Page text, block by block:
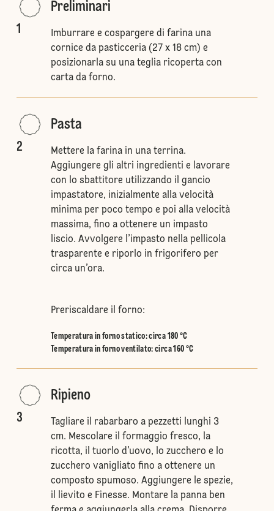
1
Preliminari
Imburrare e cospargere di farina una
cornice da pasticceria (27 x 18 cm) e
posizionarla su una teglia ricoperta con
carta da forno.
2
Pasta
Mettere la farina in una terrina.
Aggiungere gli altri ingredienti e lavorare
con lo sbattitore utilizzando il gancio
impastatore, inizialmente alla velocità
minima per poco tempo e poi alla velocità
massima, fino a ottenere un impasto
liscio. Avvolgere l’impasto nella pellicola
trasparente e riporlo in frigorifero per
circa un’ora.
Preriscaldare il forno:
Temperatura in forno statico:circa 180 °C
Temperatura in forno ventilato: circa 160 °C
3
Ripieno
Tagliare il rabarbaro a pezzetti lunghi 3
cm. Mescolare il formaggio fresco, la
ricotta, il tuorlo d’uovo, lo zucchero e lo
zucchero vanigliato fino a ottenere un
composto spumoso. Aggiungere le spezie,
il lievito e Finesse. Montare la panna ben